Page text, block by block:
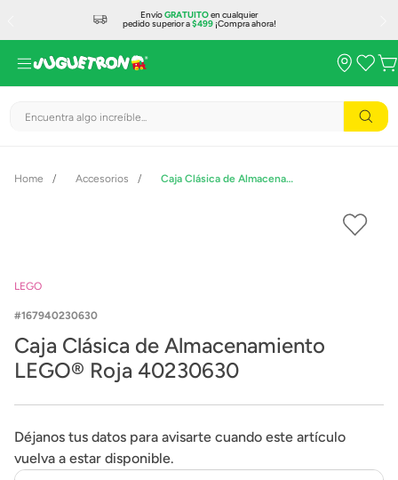
EnvíoGRATUITOen cualquier
pedido superior a$499¡Compra ahora!
Encuentra algo increíble...
Accesorios Caja Clásica de Almacenamiento LEGO® Roja 40230630
LEGO
167940230630
Caja Clásica de Almacenamiento
LEGO® Roja 40230630
Déjanos tus datos para avisarte cuando este artículo
vuelva a estar disponible.